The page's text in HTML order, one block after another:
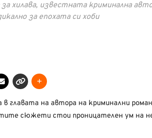
хилава, известната криминална
за епохата си хоби
в главата на автора на криминални
сюжети стои проницателен ум на